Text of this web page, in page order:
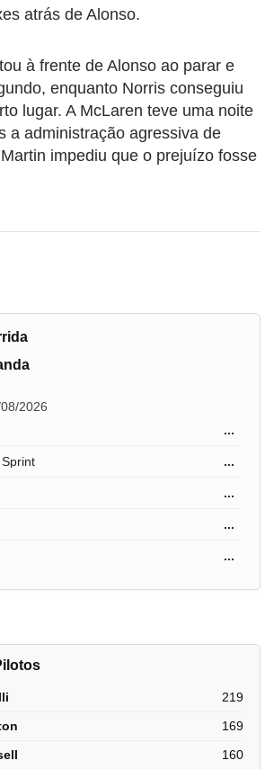
atrás de Alonso.
à frente de Alonso ao parar e
enquanto Norris conseguiu
lugar. A McLaren teve uma noite
a administração agressiva de
impediu que o prejuízo fosse
2026
...
...
...
...
...
219
169
160